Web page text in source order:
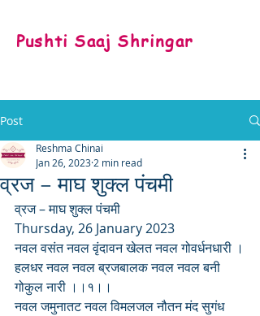
Pushti Saaj Shringar
Post
व्रज – माघ शुक्ल पंचमी
Reshma Chinai
Jan 26, 2023 2 min read
व्रज – माघ शुक्ल पंचमी
Thursday, 26 January 2023
नवल वसंत नवल वृंदावन खेलत नवल गोवर्धनधारी ।
हलधर नवल नवल ब्रजबालक नवल नवल बनी
गोकुल नारी ।।१।।
नवल जमुनातट नवल विमलजल नौतन मंद सुगंध